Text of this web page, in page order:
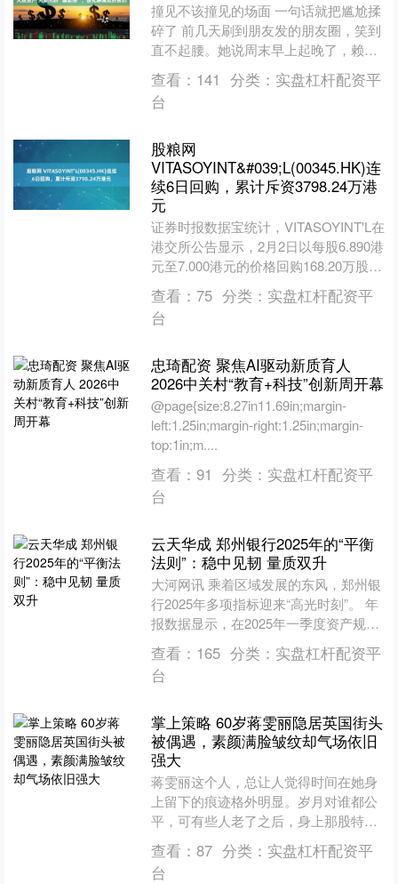
撞见不该撞见的场面 一句话就把尴尬揉
碎了 前几天刷到朋友发的朋友圈，笑到
直不起腰。她说周末早上起晚了，赖床
不想起，老公提前起来去卫生间，她迷
迷糊糊想凑过去跟老公....
查看： 141 分类： 实盘杠杆配资平
台
股粮网
VITASOYINT&#039;L(00345.HK)连
续6日回购，累计斥资3798.24万港
元
证券时报数据宝统计，VITASOYINT'L在
港交所公告显示，2月2日以每股6.890港
元至7.000港元的价格回购168.20万股，
回购金额达1173.63万....
查看： 75 分类： 实盘杠杆配资平
台
忠琦配资 聚焦AI驱动新质育人
2026中关村“教育+科技”创新周开幕
@page{size:8.27in11.69in;margin-
left:1.25in;margin-right:1.25in;margin-
top:1in;m....
查看： 91 分类： 实盘杠杆配资平
台
云天华成 郑州银行2025年的“平衡
法则”：稳中见韧 量质双升
大河网讯 乘着区域发展的东风，郑州银
行2025年多项指标迎来“高光时刻”。 年
报数据显示，在2025年一季度资产规模
成功突破7000亿元大关后，郑州银行此
后三个....
查看： 165 分类： 实盘杠杆配资平
台
掌上策略 60岁蒋雯丽隐居英国街头
被偶遇，素颜满脸皱纹却气场依旧
强大
蒋雯丽这个人，总让人觉得时间在她身
上留下的痕迹格外明显。岁月对谁都公
平，可有些人老了之后，身上那股特别
的气质还在。 她出生在安徽蚌埠，从小
喜欢跳舞，父母就把她送....
查看： 87 分类： 实盘杠杆配资平
台